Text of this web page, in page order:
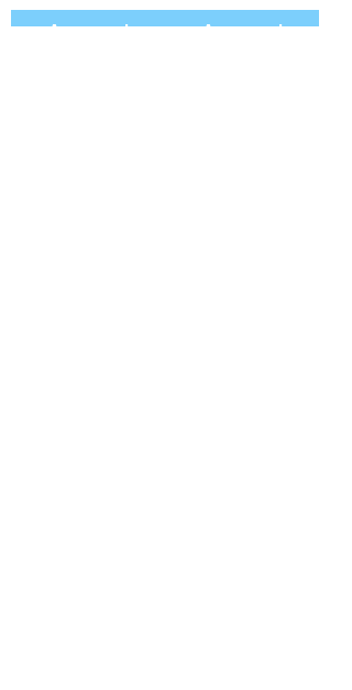
Agregar al
Agregar al